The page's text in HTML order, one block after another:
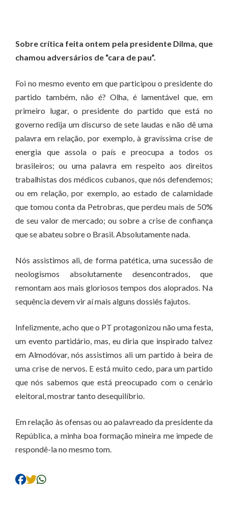
Sobre crítica feita ontem pela presidente Dilma, que
chamou adversários de “cara de pau”.
Foi no mesmo evento em que participou o presidente do
partido também, não é? Olha, é lamentável que, em
primeiro lugar, o presidente do partido que está no
governo redija um discurso de sete laudas e não dê uma
palavra em relação, por exemplo, à gravíssima crise de
energia que assola o país e preocupa a todos os
brasileiros; ou uma palavra em respeito aos direitos
trabalhistas dos médicos cubanos, que nós defendemos;
ou em relação, por exemplo, ao estado de calamidade
que tomou conta da Petrobras, que perdeu mais de 50%
de seu valor de mercado; ou sobre a crise de confiança
que se abateu sobre o Brasil. Absolutamente nada.
Nós assistimos ali, de forma patética, uma sucessão de
neologismos absolutamente desencontrados, que
remontam aos mais gloriosos tempos dos aloprados. Na
sequência devem vir aí mais alguns dossiês fajutos.
Infelizmente, acho que o PT protagonizou não uma festa,
um evento partidário, mas, eu diria que inspirado talvez
em Almodóvar, nós assistimos ali um partido à beira de
uma crise de nervos. E está muito cedo, para um partido
que nós sabemos que está preocupado com o cenário
eleitoral, mostrar tanto desequilíbrio.
Em relação às ofensas ou ao palavreado da presidente da
República, a minha boa formação mineira me impede de
respondê-la no mesmo tom.